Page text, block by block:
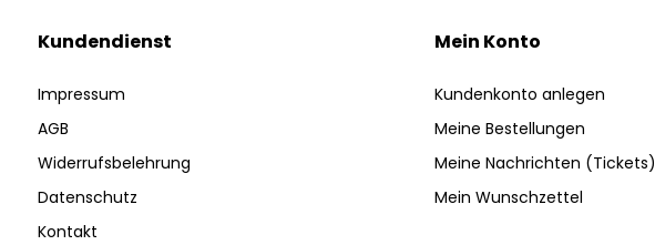
Kundendienst
Impressum
AGB
Widerrufsbelehrung
Datenschutz
Kontakt
Mein Konto
Kundenkonto anlegen
Meine Bestellungen
Meine Nachrichten (Tickets)
Mein Wunschzettel